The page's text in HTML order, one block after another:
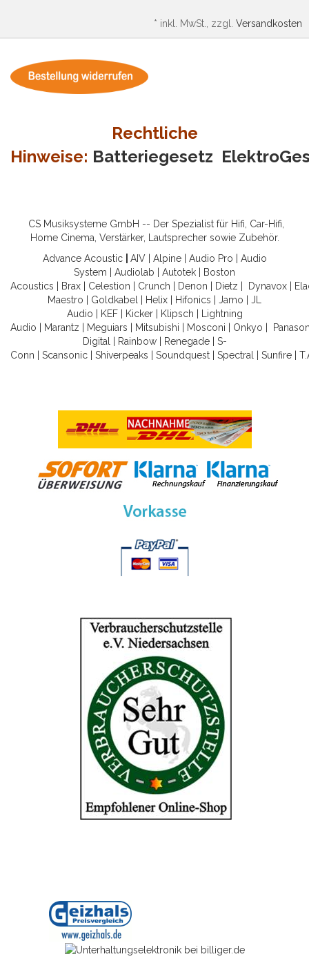
* inkl. MwSt., zzgl. Versandkosten
Rechtliche
Hinweise: Batteriegesetz
CS Musiksysteme GmbH -- Der Spezialist für Hifi, Car-Hifi,
Home Cinema, Verstärker, Lautsprecher sowie Zubehör.
Advance Acoustic
AIV| Alpine| Audio Pro
Audio
System
Audiolab Autotek
Boston
Acoustics
Brax Celestion Crunch Denon Dietz Dynavox
Maestro
Goldkabel Helix Hifonics Jamo
JL
Audio
KEF| Kicker| Klipsch
Lightning
Audio
Marantz Meguiars Mitsubishi Mosconi Onkyo
Digital
Rainbow| Renegade| S-
Conn
Scansonic Shiverpeaks Soundquest Spectral Sunfire